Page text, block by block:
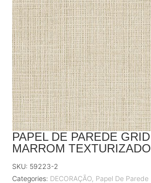
PAPEL DE PAREDE GRID
MARROM TEXTURIZADO
SKU: 59223-2
Categories: DECORAÇÃO, Papel De Parede